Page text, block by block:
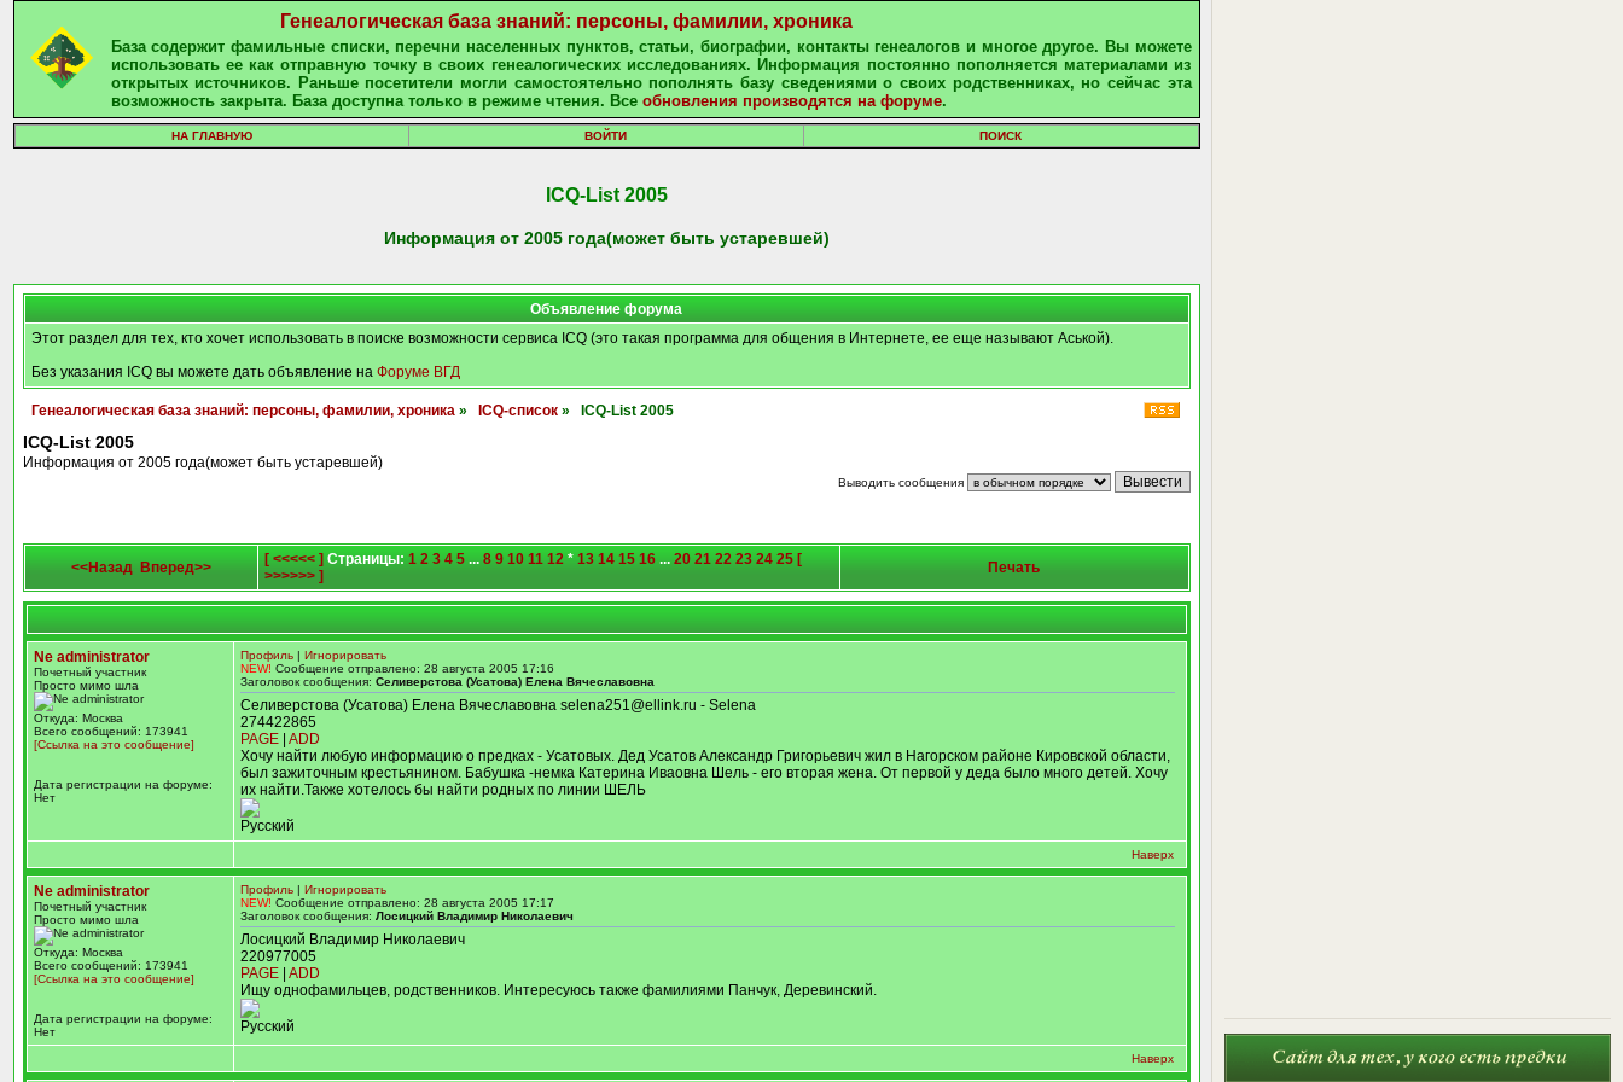
Генеалогическая база знаний: персоны, фамилии, хроника
База содержит фамильные списки, перечни населенных пунктов, статьи, биографии, контакты генеалогов и многое другое. Вы можете
использовать ее как отправную точку в своих генеалогических исследованиях. Информация постоянно пополняется материалами из
открытых источников. Раньше посетители могли самостоятельно пополнять базу сведениями о своих родственниках, но сейчас эта
возможность закрыта. База доступна только в режиме чтения. Все обновления производятся на форуме.
НА ГЛАВНУЮ ВОЙТИ ПОИСК
ICQ-List 2005
Информация от 2005 года(может быть устаревшей)
Объявление форума
Этот раздел для тех, кто хочет использовать в поиске возможности сервиса ICQ (это такая программа для общения в Интернете, ее еще называют Аськой).
Без указания ICQ вы можете дать объявление на Форуме ВГД
Генеалогическая база знаний: персоны, фамилии, хроника» ICQ-список» ICQ-List 2005
ICQ-List 2005
Информация от 2005 года(может быть устаревшей)
Выводить сообщения
<<Назад Вперед>> [ <<<<< ] Страницы: 1 2 3 4 5... 8 9 10 11 12* 13 14 15 16... 20 21 22 23 24 25 [
>>>>>> ]
Печать
Ne administrator
Почетный участник
Просто мимо шла
Откуда: Москва
Всего сообщений: 173941
[Ссылка на это сообщение]
Дата регистрации на форуме:
Нет
Профиль| Игнорировать
NEW! Сообщение отправлено: 28 августа 2005 17:16
Заголовок сообщения: Селиверстова (Усатова) Елена Вячеславовна
Селиверстова (Усатова) Елена Вячеславовна selena251@ellink.ru - Selena
274422865
PAGE| ADD
Хочу найти любую информацию о предках - Усатовых. Дед Усатов Александр Григорьевич жил в Нагорском районе Кировской области,
был зажиточным крестьянином. Бабушка -немка Катерина Иваовна Шель - его вторая жена. От первой у деда было много детей. Хочу
их найти.Также хотелось бы найти родных по линии ШЕЛЬ
Русский
Наверх
Ne administrator
Почетный участник
Просто мимо шла
Откуда: Москва
Всего сообщений: 173941
[Ссылка на это сообщение]
Дата регистрации на форуме:
Нет
Профиль| Игнорировать
NEW! Сообщение отправлено: 28 августа 2005 17:17
Заголовок сообщения: Лосицкий Владимир Николаевич
Лосицкий Владимир Николаевич
220977005
PAGE| ADD
Ищу однофамильцев, родственников. Интересуюсь также фамилиями Панчук, Деревинский.
Русский
Наверх